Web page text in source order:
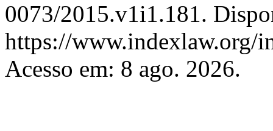
0073/2015.v1i1.181.
https://www.indexlaw.org/
Acesso em: 8 ago. 2026.